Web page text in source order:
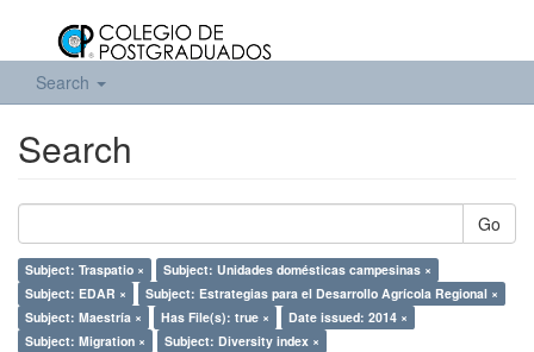
Search
Search
Go
Subject: Traspatio ×
Subject: Unidades domésticas campesinas ×
Subject: EDAR ×
Subject: Estrategias para el Desarrollo Agrícola Regional ×
Subject: Maestría ×
Has File(s): true ×
Date issued: 2014 ×
Subject: Migration ×
Subject: Diversity index ×